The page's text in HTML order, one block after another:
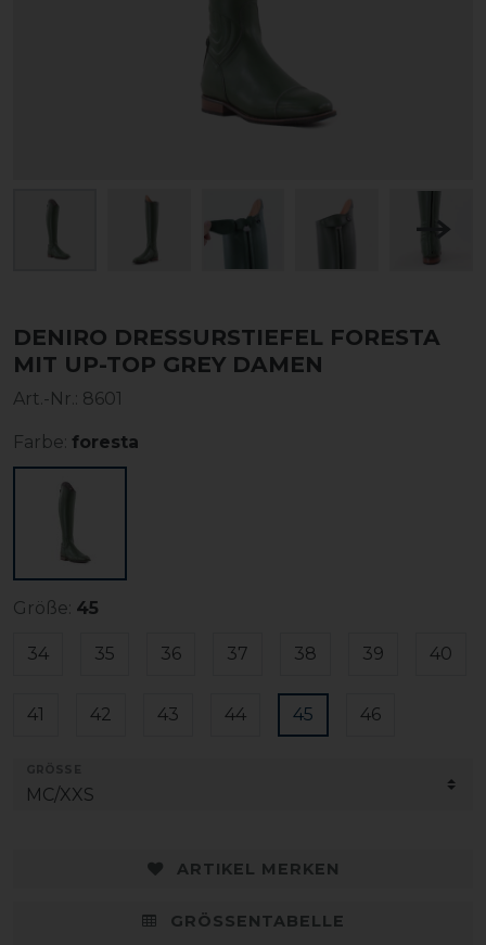
DENIRO DRESSURSTIEFEL FORESTA
MIT UP-TOP GREY DAMEN
Art.-Nr.: 8601
Farbe: foresta
Größe: 45
34 35 36 37 38 39 40
41 42 43 44 45 46
ARTIKEL MERKEN
GRÖSSENTABELLE